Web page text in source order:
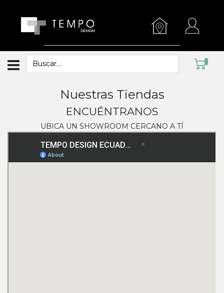
Nuestras Tiendas
ENCUÉNTRANOS
UBICA UN SHOWROOM CERCANO A TÍ